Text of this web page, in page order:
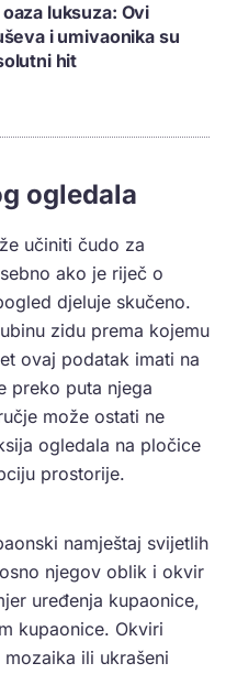
luksuza: Ovi
i umivaonika su
hit
ogledala
učiniti čudo za
ako je riječ o
djeluje skučeno.
zidu prema kojemu
ovaj podatak imati na
preko puta njega
može ostati ne
ogledala na pločice
prostorije.
namještaj svijetlih
njegov oblik i okvir
uređenja kupaonice,
kupaonice. Okviri
ili ukrašeni